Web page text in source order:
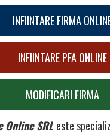
INFIINTARE FIRMA
INFIINTARE PFA ONLINE
MODIFICARI FIRMA
SRL este